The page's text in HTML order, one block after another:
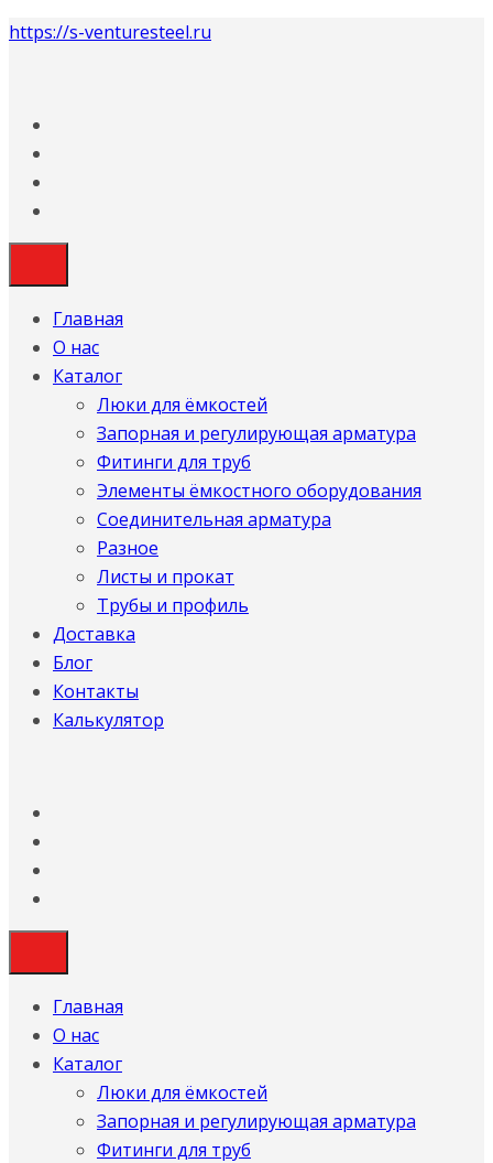
https://s-venturesteel.ru
Главная
О нас
Каталог
Люки для ёмкостей
Запорная и регулирующая арматура
Фитинги для труб
Элементы ёмкостного оборудования
Соединительная арматура
Разное
Листы и прокат
Трубы и профиль
Доставка
Блог
Контакты
Калькулятор
Главная
О нас
Каталог
Люки для ёмкостей
Запорная и регулирующая арматура
Фитинги для труб